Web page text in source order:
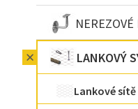
LANKOVÝ
Lankové sítě